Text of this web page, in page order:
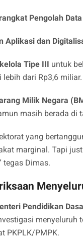
Pengolah
Aplikasi dan
Tipe III untuk
dari Rp3,6 miliar.
Milik Negara
masih berada di
yang
marginal. Tapi
tegas Dimas.
Pendidikan
PKPLK/PMPK.